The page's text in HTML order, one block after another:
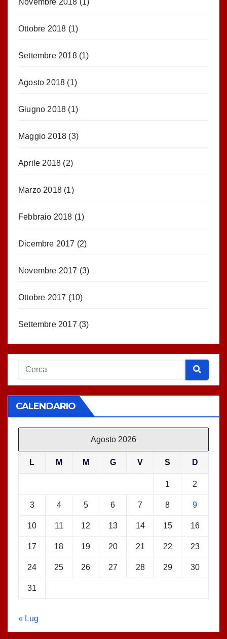
Ottobre 2018 (1)
Settembre 2018(1)
Agosto 2018 (1)
Giugno 2018 (1)
Maggio 2018 (3)
Aprile 2018 (2)
Marzo 2018 (1)
Febbraio 2018 (1)
Dicembre 2017 (2)
Novembre 2017 (3)
Ottobre 2017 (10)
Settembre 2017 (3)
CALENDARIO
Agosto 2026
L M M G V S D
1 2
3 4 5 6 7 8 9
10 11 12 13 14 15 16
17 18 19 20 21 22 23
24 25 26 27 28 29 30
31
« Lug